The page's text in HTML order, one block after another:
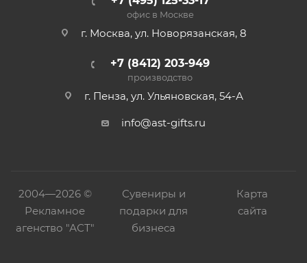
офис в Москве
г. Москва, ул. Новорязанская, 8
+7 (8412) 203-949
производство
г. Пенза, ул. Ульяновская, 54-А
info@ast-gifts.ru
2004—2026 ©
Рекламное
агенство "АСТ"
Сувениры и
подарки для
бизнеса
Карта
сайта